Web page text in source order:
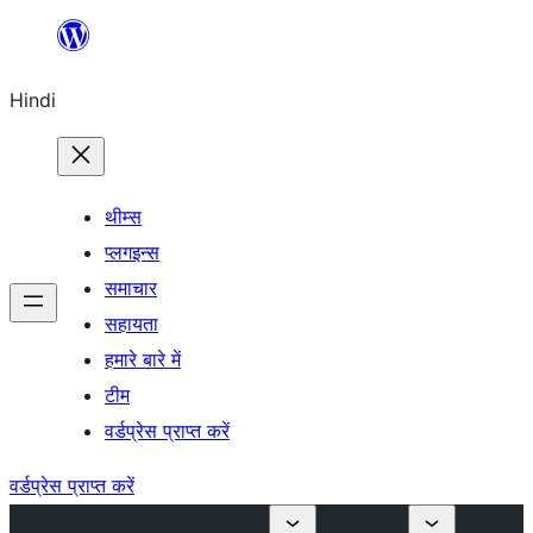
सामग्री
जाएं
Hindi
थीम्स
प्लगइन्स
समाचार
सहायता
हमारे बारे में
टीम
वर्डप्रेस प्राप्त करें
वर्डप्रेस प्राप्त करें